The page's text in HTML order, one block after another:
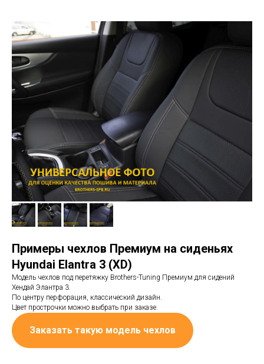
Примеры чехлов Премиум на сиденьях
Hyundai Elantra 3 (XD)
Модель чехлов под перетяжку Brothers-Tuning Премиум для сидений
Хендай Элантра 3.
По центру перфорация, классический дизайн.
Цвет прострочки можно выбрать при заказе.
Заказать такую модель чехлов